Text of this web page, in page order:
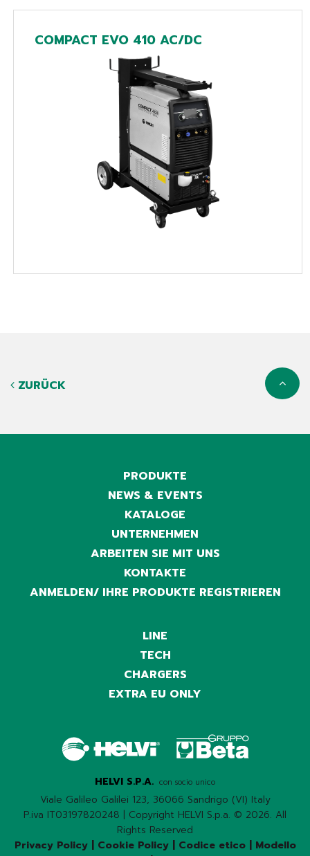
COMPACT EVO 410 AC/DC
ZURÜCK
PRODUKTE
NEWS & EVENTS
KATALOGE
UNTERNEHMEN
ARBEITEN SIE MIT UNS
KONTAKTE
ANMELDEN/ IHRE PRODUKTE REGISTRIEREN
LINE
TECH
CHARGERS
EXTRA EU ONLY
HELVI S.P.A. con socio unico
Viale Galileo Galilei 123, 36066 Sandrigo (VI) Italy
P.iva IT03197820248 | Copyright HELVI S.p.a. © 2026. All
Rights Reserved
Privacy Policy| Cookie Policy| Codice etico| Modello